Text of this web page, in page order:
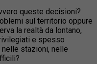
queste decisioni?
sul territorio oppure
la realtà da lontano,
e spesso
stazioni, nelle